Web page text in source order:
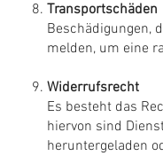
Transportschäden
Beschädigungen,
melden, um eine
Widerrufsrecht
Es besteht das
hiervon sind
heruntergeladen